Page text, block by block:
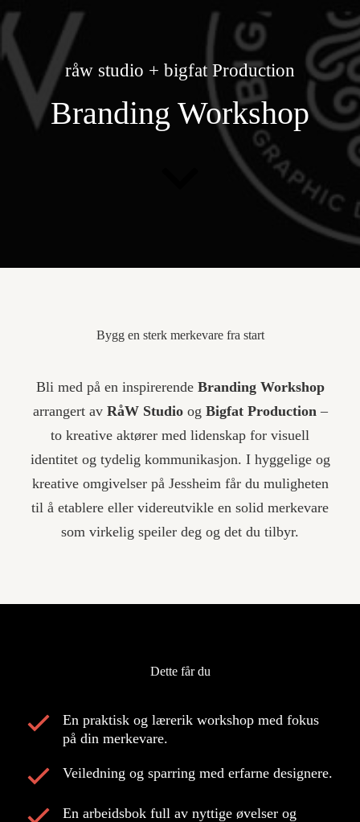
til
råw studio + bigfat Production
Branding Workshop
Bygg en sterk merkevare fra start
Bli med på en inspirerende Branding Workshop
arrangert av RåW Studioog Bigfat Production –
to kreative aktører med lidenskap for visuell
identitet og tydelig kommunikasjon. I hyggelige og
kreative omgivelser på Jessheim får du muligheten
til å etablere eller videreutvikle en solid merkevare
som virkelig speiler deg og det du tilbyr.
Dette får du
En praktisk og lærerik workshop med fokus
på din merkevare.
Veiledning og sparring med erfarne designere.
En arbeidsbok full av nyttige øvelser og